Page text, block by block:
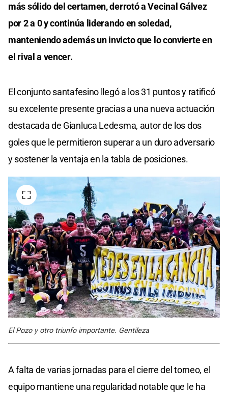
más sólido del certamen, derrotó a Vecinal Gálvez
por 2 a 0 y continúa liderando en soledad,
manteniendo además un invicto que lo convierte en
el rival a vencer.
El conjunto santafesino llegó a los 31 puntos y ratificó
su excelente presente gracias a una nueva actuación
destacada de Gianluca Ledesma, autor de los dos
goles que le permitieron superar a un duro adversario
y sostener la ventaja en la tabla de posiciones.
El Pozo y otro triunfo importante. Gentileza
A falta de varias jornadas para el cierre del torneo, el
equipo mantiene una regularidad notable que le ha